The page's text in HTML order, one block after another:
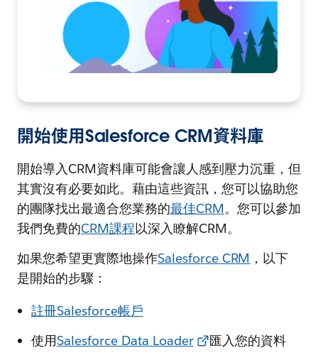
開始使用Salesforce CRM資料庫
開始導入CRM資料庫可能會讓人感到壓力沉重，但
其實沒有必要如此。藉由這些資訊，您可以協助您
的團隊找出最適合您業務的最佳CRM。您可以參加
我們免費的CRM課程以深入瞭解CRM。
如果您希望更實際地操作Salesforce CRM ，以下
是開始的步驟：
註冊Salesforce帳戶
使用Salesforce Data Loader
匯入您的資料